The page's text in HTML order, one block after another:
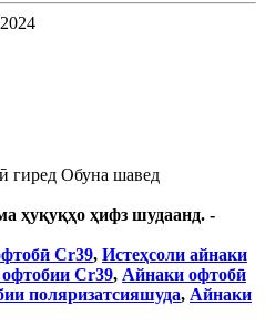
гиред Обуна шавед
ҳуқуқҳо ҳифз шудаанд. -
Cr39, Истеҳсоли айнаки
Cr39, Айнаки офтобӣ
поляризатсияшуда, Айнаки